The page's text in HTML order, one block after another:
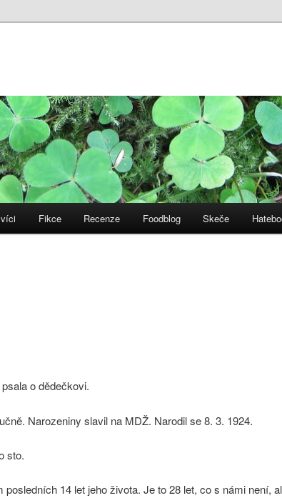
Fikce Recenze Foodblog Skeče
o dědečkovi.
Narozeniny slavil na MDŽ. Narodil se 8. 3. 1924.
sto.
posledních 14 let jeho života. Je to 28 let, co s námi není,